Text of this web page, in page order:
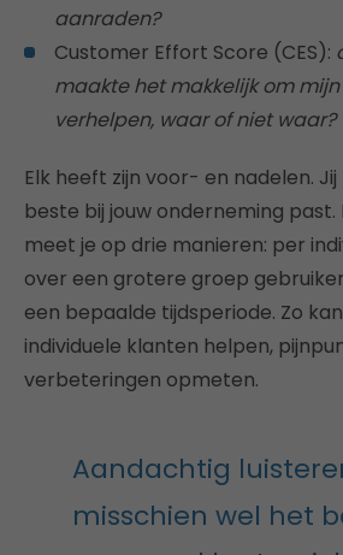
aanraden?
Customer Effort Score (CES):
maakte het makkelijk om
verhelpen, waar of niet waar?
Elk heeft zijn voor- en nadelen.
beste bij jouw onderneming past.
meet je op drie manieren: per
over een grotere groep
een bepaalde tijdsperiode. Zo
individuele klanten helpen,
verbeteringen opmeten.
Aandachtig
misschien wel het